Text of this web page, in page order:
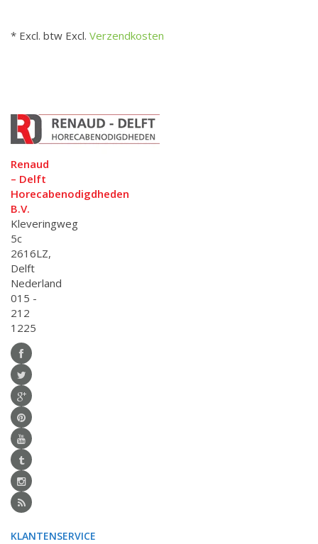
* Excl. btw Excl. Verzendkosten
Renaud
– Delft
Horecabenodigdheden
B.V.
Kleveringweg
5c
2616LZ,
Delft
Nederland
015 -
212
1225
KLANTENSERVICE